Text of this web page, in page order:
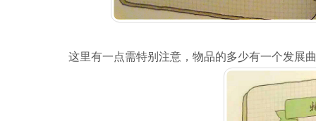
这里有一点需特别注意，物品的多少有一个发展